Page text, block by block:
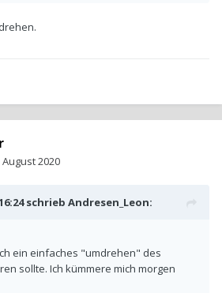
August 2020
schrieb Andresen_Leon:
ein einfaches "umdrehen" des
sollte. Ich kümmere mich morgen